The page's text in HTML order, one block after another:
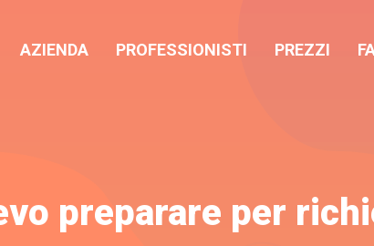
AZIENDA PROFESSIONISTI PREZZI
preparare per